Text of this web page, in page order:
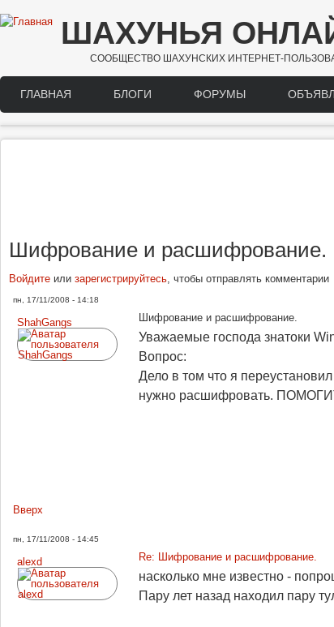
Перейти к основному содержанию
ШАХУНЬЯ
СООБЩЕСТВО ШАХУНСКИХ ИНТЕРНЕТ-
Main menu
ГЛАВНАЯ БЛОГИ ФОРУМЫ
Шифрование и расшифрование.
Войдите или зарегистрируйтесь, чтобы отправлять комментарии
пн, 17/11/2008 - 14:18
ShahGangs
Шифрование и расшифрование.
Уважаемые господа знатоки
Вопрос:
Дело в том что я
нужно расшифровать.
Вверх
пн, 17/11/2008 - 14:45
alexd
Re: Шифрование и расшифрование.
насколько мне известно -
Пару лет назад находил пару